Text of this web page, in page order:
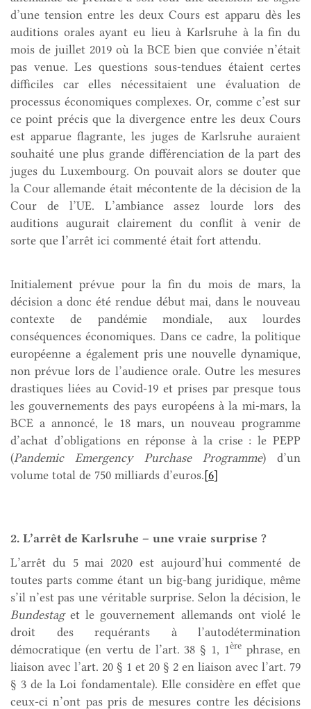
d’une tension entre les deux Cours est apparu dès les
auditions orales ayant eu lieu à Karlsruhe à la fin du
mois de juillet 2019 où la BCE bien que conviée n’était
pas venue. Les questions sous-tendues étaient certes
difficiles car elles nécessitaient une évaluation de
processus économiques complexes. Or, comme c’est sur
ce point précis que la divergence entre les deux Cours
est apparue flagrante, les juges de Karlsruhe auraient
souhaité une plus grande différenciation de la part des
juges du Luxembourg. On pouvait alors se douter que
la Cour allemande était mécontente de la décision de la
Cour de l’UE. L’ambiance assez lourde lors des
auditions augurait clairement du conflit à venir de
sorte que l’arrêt ici commenté était fort attendu.
Initialement prévue pour la fin du mois de mars, la
décision a donc été rendue début mai, dans le nouveau
contexte de pandémie mondiale, aux lourdes
conséquences économiques. Dans ce cadre, la politique
européenne a également pris une nouvelle dynamique,
non prévue lors de l’audience orale. Outre les mesures
drastiques liées au Covid-19 et prises par presque tous
les gouvernements des pays européens à la mi-mars, la
BCE a annoncé, le 18 mars, un nouveau programme
d’achat d’obligations en réponse à la crise : le PEPP
(Pandemic Emergency Purchase Programme) d’un
volume total de 750 milliards d’euros.[6]
2. L’arrêt de Karlsruhe – une vraie surprise ?
L’arrêt du 5 mai 2020 est aujourd’hui commenté de
toutes parts comme étant un big-bang juridique, même
s’il n’est pas une véritable surprise. Selon la décision, le
Bundestaget le gouvernement allemands ont violé le
droit des requérants à l’autodétermination
démocratique (en vertu de l’art. 38 § 1, 1ère phrase, en
liaison avec l’art. 20 § 1 et 20 § 2 en liaison avec l’art. 79
§ 3 de la Loi fondamentale). Elle considère en effet que
ceux-ci n’ont pas pris de mesures contre les décisions